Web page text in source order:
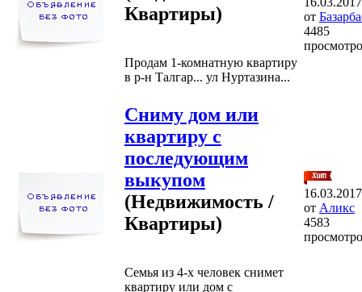
Квартиры)
Продам 1-комнатную квартиру
в р-н Талгар... ул Нуртазина...
от
4485
Сниму дом или
квартиру с
последующим
выкупом
(Недвижимость /
Квартиры)
Семья из 4-х человек снимет
квартиру или дом с
16.03.2017
от Аликс
4583